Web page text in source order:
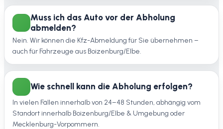
Muss ich das Auto vor der Abholung
abmelden?
Nein. Wir können die Kfz-Abmeldung für Sie übernehmen –
auch für Fahrzeuge aus Boizenburg/Elbe.
Wie schnell kann die Abholung erfolgen?
In vielen Fällen innerhalb von 24–48 Stunden, abhängig vom
Standort innerhalb Boizenburg/Elbe & Umgebung oder
Mecklenburg-Vorpommern.